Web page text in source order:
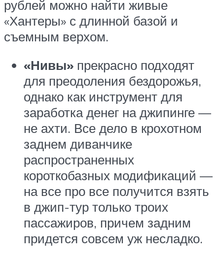
рублей можно найти живые
«Хантеры» с длинной базой и
съемным верхом.
«Нивы» прекрасно подходят
для преодоления бездорожья,
однако как инструмент для
заработка денег на джипинге —
не ахти. Все дело в крохотном
заднем диванчике
распространенных
короткобазных модификаций —
на все про все получится взять
в джип-тур только троих
пассажиров, причем задним
придется совсем уж несладко.